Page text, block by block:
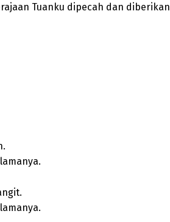
Tuanku dipecah dan diberikan